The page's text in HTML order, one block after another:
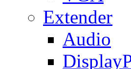
Extender
Audio